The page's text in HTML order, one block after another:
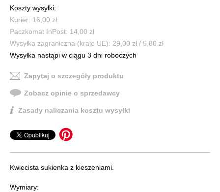
Koszty wysyłki:
Kurier: 16,00 zł
Paczkomat InPost: 14,00 zł
Wysyłka zagraniczna (kraje UE): 29,00 zł / 5,80 zł
Wysyłka nastąpi w ciągu 3 dni roboczych
Zapytaj o szczegóły produktu
Zobacz opinie o sprzedawcy
Zasady naliczania kosztu wysyłki
Kwiecista sukienka z kieszeniami.
Wymiary: